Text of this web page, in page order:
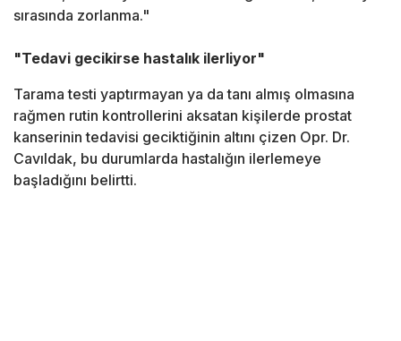
sırasında zorlanma."
"Tedavi gecikirse hastalık ilerliyor"
Tarama testi yaptırmayan ya da tanı almış olmasına
rağmen rutin kontrollerini aksatan kişilerde prostat
kanserinin tedavisi geciktiğinin altını çizen Opr. Dr.
Cavıldak, bu durumlarda hastalığın ilerlemeye
başladığını belirtti.